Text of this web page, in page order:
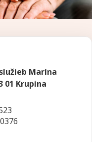
Marína
01 Krupina